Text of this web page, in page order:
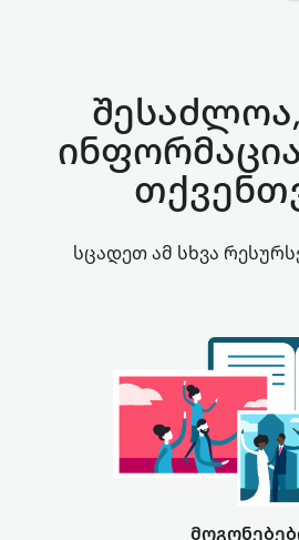
ინფორმაცია
სცადეთ ამ სხვა